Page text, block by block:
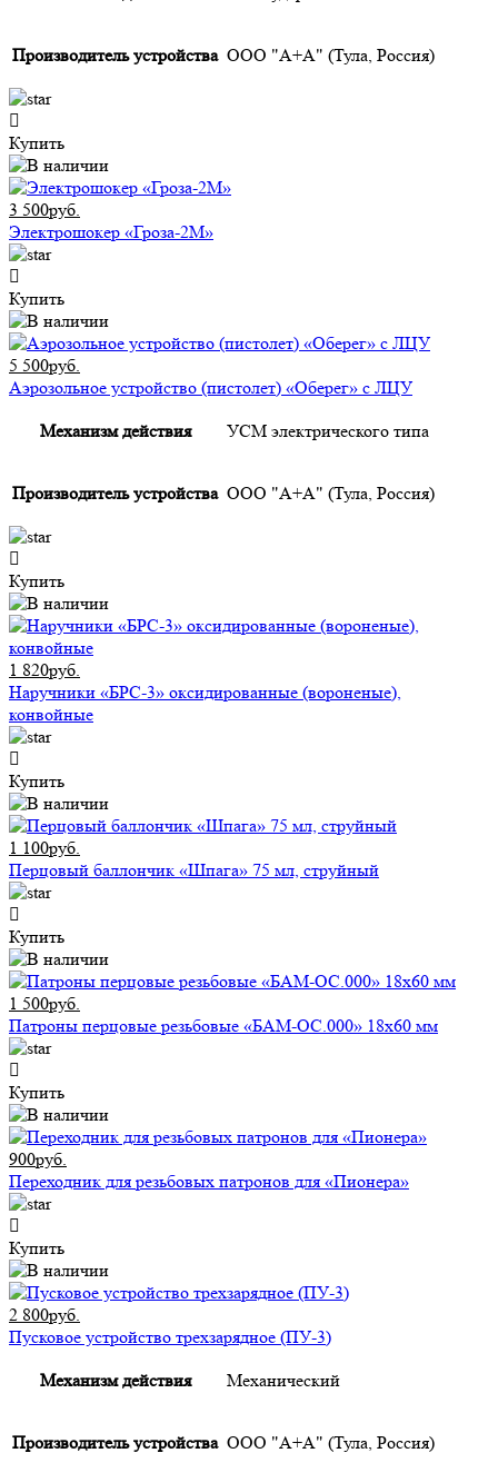
Производитель устройства ООО "А+А" (Тула, Россия)
Купить
3 500руб.
Электрошокер «Гроза-2М»
Купить
5 500руб.
Аэрозольное устройство (пистолет) «Оберег» с ЛЦУ
Механизм действия УСМ электрического типа
Производитель устройства ООО "А+А" (Тула, Россия)
Купить
1 820руб.
Наручники «БРС-3» оксидированные (вороненые),
конвойные
Купить
1 100руб.
Перцовый баллончик «Шпага» 75 мл, струйный
Купить
1 500руб.
Патроны перцовые резьбовые «БАМ-ОС.000» 18х60 мм
Купить
900руб.
Переходник для резьбовых патронов для «Пионера»
Купить
2 800руб.
Пусковое устройство трехзарядное (ПУ-3)
Механизм действия Механический
Производитель устройства ООО "А+А" (Тула, Россия)